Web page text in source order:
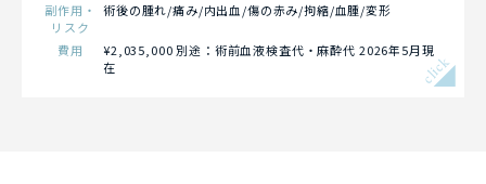
副作用・
リスク
術後の腫れ/痛み/内出血/傷の赤み/拘縮/血腫/変形
費用
¥2,035,000 別途：術前血液検査代・麻酔代 2026年5月現
在
click